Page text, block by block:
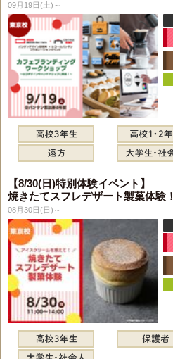
09月19日(土)～
【8/30(日)特別体験イベント】
焼きたてスフレデザート製菓体験！
08月30日(日)～